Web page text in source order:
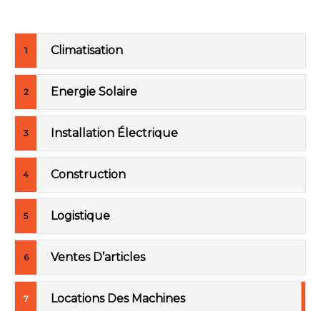
Climatisation
Energie Solaire
Installation Électrique
Construction
Logistique
Ventes D’articles
Locations Des Machines